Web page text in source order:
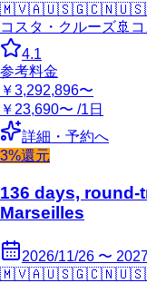
🇲🇻🇦🇺🇸🇬🇨🇳🇺🇸
コスタ・クルーズ🚢
4.1
参考料金
￥3,292,896〜
￥23,690〜 /1日
詳細・予約へ
3%還元
136 days, round-
Marseilles
2026/11/26 〜
🇲🇻🇦🇺🇸🇬🇨🇳🇺🇸